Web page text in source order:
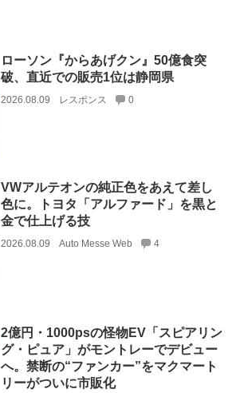
ローソン『からあげクン』50億食突
破、直近での販売1位は静岡県
2026.08.09 レスポンス 0
VWアルテオンの純正色をあえて差し
色に。トヨタ「アルファード」を黒と
金で仕上げる技
2026.08.09 Auto Messe Web 4
2億円・1000psの怪物EV「スピアリン
グ・ピュア」がモントレーでデビュー
へ。禁断の“ファンカー”をマクマート
リーがついに市販化